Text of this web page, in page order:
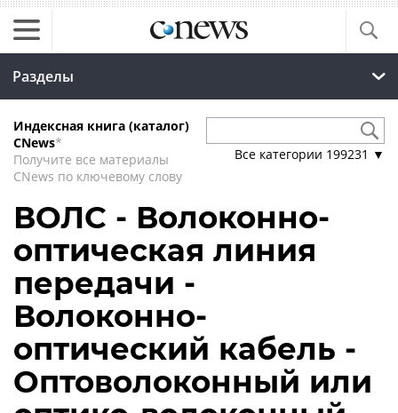
Разделы
Индексная книга (каталог)
CNews*
Получите все материалы
CNews по ключевому слову
Все категории 199231 ▼
ВОЛС - Волоконно-
оптическая линия
передачи -
Волоконно-
оптический кабель -
Оптоволоконный или